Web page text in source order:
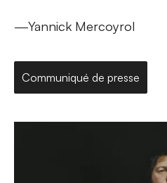
—Yannick Mercoyrol
Communiqué de presse